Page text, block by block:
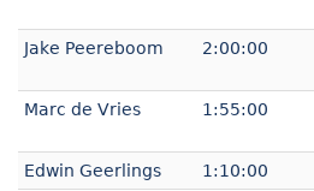
Jake Peereboom
2:00:00
Marc de Vries
1:55:00
Edwin Geerlings
1:10:00